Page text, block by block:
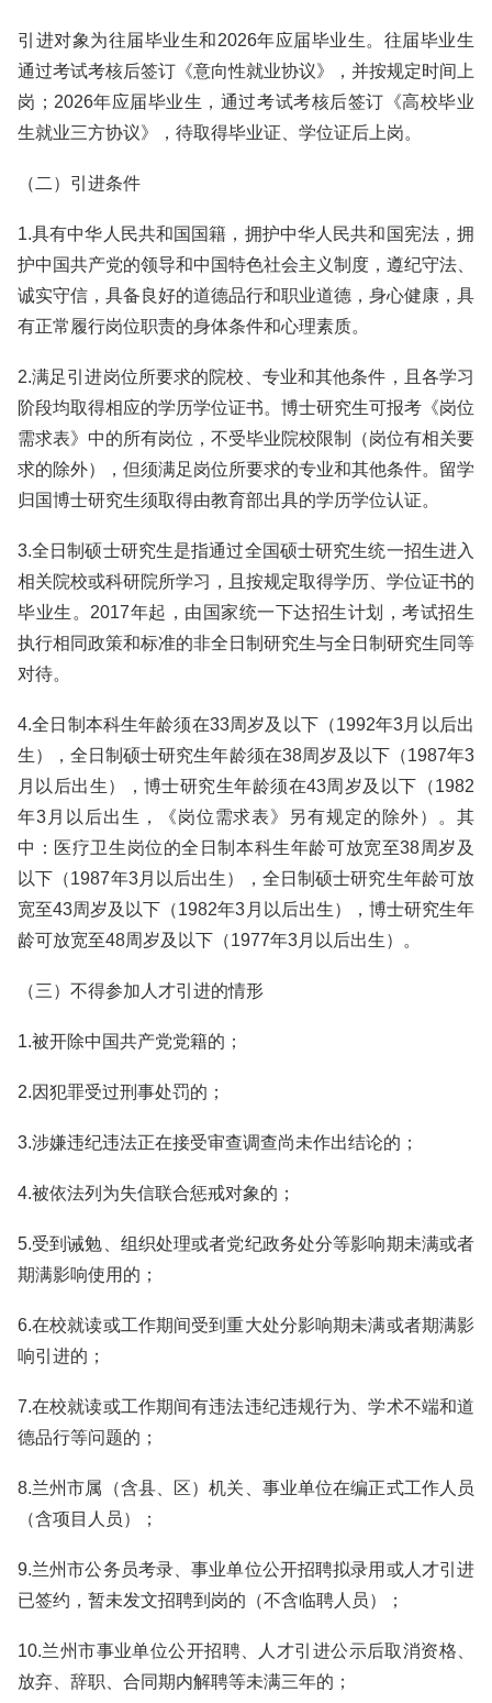
引进对象为往届毕业生和2026年应届毕业生。往届毕业生
通过考试考核后签订《意向性就业协议》，并按规定时间上
岗；2026年应届毕业生，通过考试考核后签订《高校毕业
生就业三方协议》，待取得毕业证、学位证后上岗。
（二）引进条件
1.具有中华人民共和国国籍，拥护中华人民共和国宪法，拥
护中国共产党的领导和中国特色社会主义制度，遵纪守法、
诚实守信，具备良好的道德品行和职业道德，身心健康，具
有正常履行岗位职责的身体条件和心理素质。
2.满足引进岗位所要求的院校、专业和其他条件，且各学习
阶段均取得相应的学历学位证书。博士研究生可报考《岗位
需求表》中的所有岗位，不受毕业院校限制（岗位有相关要
求的除外），但须满足岗位所要求的专业和其他条件。留学
归国博士研究生须取得由教育部出具的学历学位认证。
3.全日制硕士研究生是指通过全国硕士研究生统一招生进入
相关院校或科研院所学习，且按规定取得学历、学位证书的
毕业生。2017年起，由国家统一下达招生计划，考试招生
执行相同政策和标准的非全日制研究生与全日制研究生同等
对待。
4.全日制本科生年龄须在33周岁及以下（1992年3月以后出
生），全日制硕士研究生年龄须在38周岁及以下（1987年3
月以后出生），博士研究生年龄须在43周岁及以下（1982
年3月以后出生，《岗位需求表》另有规定的除外）。其
中：医疗卫生岗位的全日制本科生年龄可放宽至38周岁及
以下（1987年3月以后出生），全日制硕士研究生年龄可放
宽至43周岁及以下（1982年3月以后出生），博士研究生年
龄可放宽至48周岁及以下（1977年3月以后出生）。
（三）不得参加人才引进的情形
1.被开除中国共产党党籍的；
2.因犯罪受过刑事处罚的；
3.涉嫌违纪违法正在接受审查调查尚未作出结论的；
4.被依法列为失信联合惩戒对象的；
5.受到诫勉、组织处理或者党纪政务处分等影响期未满或者
期满影响使用的；
6.在校就读或工作期间受到重大处分影响期未满或者期满影
响引进的；
7.在校就读或工作期间有违法违纪违规行为、学术不端和道
德品行等问题的；
8.兰州市属（含县、区）机关、事业单位在编正式工作人员
（含项目人员）；
9.兰州市公务员考录、事业单位公开招聘拟录用或人才引进
已签约，暂未发文招聘到岗的（不含临聘人员）；
10.兰州市事业单位公开招聘、人才引进公示后取消资格、
放弃、辞职、合同期内解聘等未满三年的；